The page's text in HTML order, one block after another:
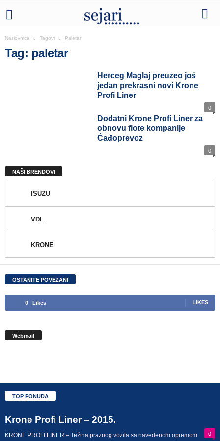
Naslovnica Tagovi Paletar
Tag: paletar
Herceg Maglaj preuzeo još
jedan prekrasni novi Krone
Profi Liner
0
Dodatni Krone Profi Liner za
obnovu flote kompanije
Ćađoprevoz
0
NAŠI BRENDOVI
ISUZU
VDL
KRONE
OSTANITE POVEZANI
0 Likes LIKES
Webmail
TOP PONUDA
Krone Profi Liner – 2015.
0
KRONE PROFI LINER – Težina praznog vozila sa navedenom opremom